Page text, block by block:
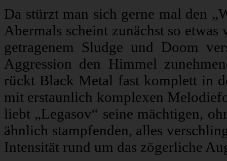
Da stürzt man sich gerne mal den
Abermals scheint zunächst so
getragenem Sludge und Doom
Aggression den Himmel
rückt Black Metal fast komplett in
mit erstaunlich komplexen
liebt „Legasov“ seine mächtigen,
ähnlich stampfenden, alles
Intensität rund um das zögerliche